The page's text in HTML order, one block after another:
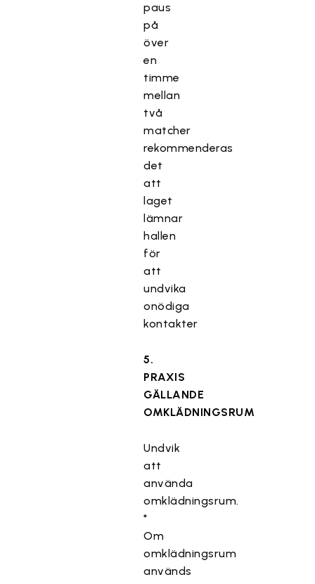
paus
på
över
en
timme
mellan
två
matcher
rekommenderas
det
att
laget
lämnar
hallen
för
att
undvika
onödiga
kontakter
5.
PRAXIS
GÄLLANDE
OMKLÄDNINGSRUM
Undvik
att
använda
omklädningsrum.
*
Om
omklädningsrum
används